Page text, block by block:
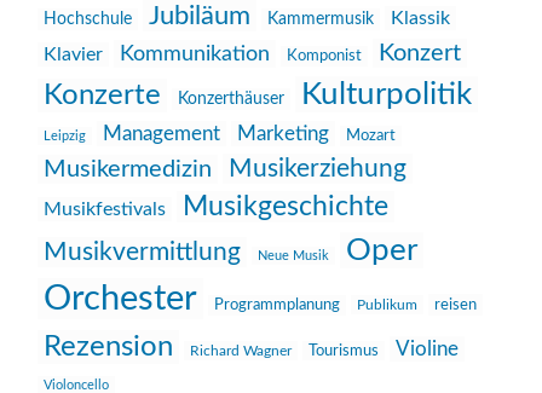
Hochschule Jubiläum Kammermusik
Klassik
Klavier
Kommunikation Komponist Konzert
Konzerte Konzerthäuser Kulturpolitik
Leipzig Management Marketing Mozart
Musikermedizin Musikerziehung
Musikfestivals Musikgeschichte
Musikvermittlung Neue Musik Oper
Orchester Programmplanung Publikum reisen
Rezension Richard Wagner Tourismus Violine
Violoncello